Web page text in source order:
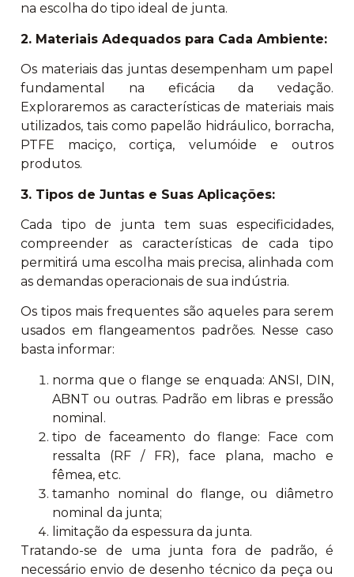
na escolha do tipo ideal de junta.
2. Materiais Adequados para Cada Ambiente:
Os materiais das juntas desempenham um papel
fundamental na eficácia da vedação.
Exploraremos as características de materiais mais
utilizados, tais como papelão hidráulico, borracha,
PTFE maciço, cortiça, velumóide e outros
produtos.
3. Tipos de Juntas e Suas Aplicações:
Cada tipo de junta tem suas especificidades,
compreender as características de cada tipo
permitirá uma escolha mais precisa, alinhada com
as demandas operacionais de sua indústria.
Os tipos mais frequentes são aqueles para serem
usados em flangeamentos padrões. Nesse caso
basta informar:
norma que o flange se enquada: ANSI, DIN,
ABNT ou outras. Padrão em libras e pressão
nominal.
tipo de faceamento do flange: Face com
ressalta (RF / FR), face plana, macho e
fêmea, etc.
tamanho nominal do flange, ou diâmetro
nominal da junta;
limitação da espessura da junta.
Tratando-se de uma junta fora de padrão, é
necessário envio de desenho técnico da peça ou